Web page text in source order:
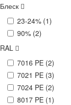
Блеск
23-24% (1)
90% (2)
RAL
7016 PE (2)
7021 PE (3)
7024 PE (2)
8017 PE (1)